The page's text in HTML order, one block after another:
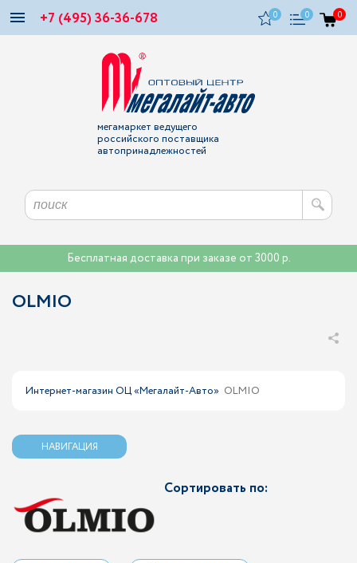
+7 (495) 36-36-678 0 0 0
мегамаркет ведущего
российского поставщика
автопринадлежностей
Бесплатная доставка при заказе от 3000 р.
OLMIO
Интернет-магазин ОЦ «Мегалайт-Авто» OLMIO
НАВИГАЦИЯ
Сортировать по: